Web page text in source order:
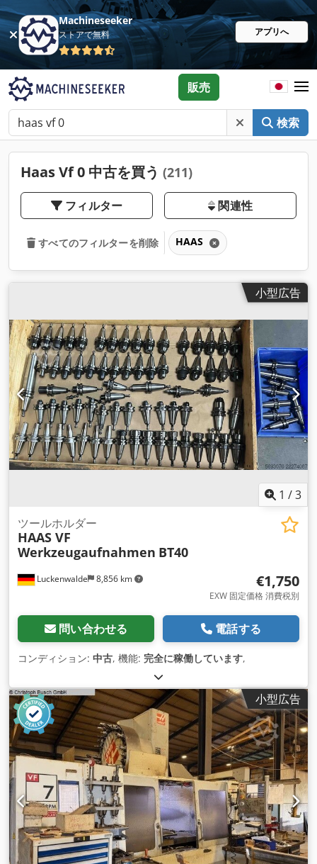
Machineseeker
ストアで無料 アプリへ
検索
販売
Haas Vf 0 中古を買う (211)
フィルター 関連性
すべてのフィルターを削除 HAAS
小型広告
1 /3
Luckenwalde 8,856 km
ツールホルダー
HAAS VF
Werkzeugaufnahmen BT40
€1,750
EXW 固定価格 消費税別
問い合わせる 電話する
コンディション: 中古, 機能: 完全に稼働しています,
小型広告